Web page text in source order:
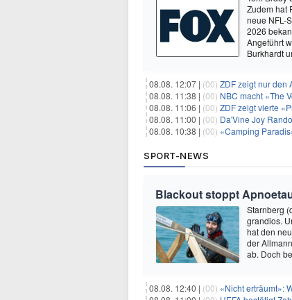
Zudem hat
neue NFL-
2026
Angeführt
Burkhardt
08.08. 12:07 | (00) ZDF zeigt nur den
08.08. 11:38 | (00) NBC macht «The
08.08. 11:06 | (00) ZDF zeigt vierte
08.08. 11:00 | (00) Da'Vine Joy
08.08. 10:38 | (00) «Camping
SPORT-NEWS
Blackout stoppt
Starnberg
grandios.
hat den
der
ab. Doch
08.08. 12:40 | (00) «Nicht erträumt»: